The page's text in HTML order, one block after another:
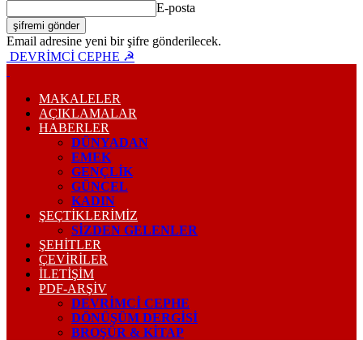
E-posta
Email adresine yeni bir şifre gönderilecek.
DEVRİMCİ CEPHE ☭
MAKALELER
AÇIKLAMALAR
HABERLER
DÜNYADAN
EMEK
GENÇLİK
GÜNCEL
KADIN
ŞEÇTİKLERİMİZ
SİZDEN GELENLER
ŞEHİTLER
ÇEVİRİLER
İLETİŞİM
PDF-ARŞIV
DEVRIMCI CEPHE
DÖNÜŞÜM DERGISI
BROŞÜR & KİTAP